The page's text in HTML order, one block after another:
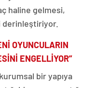
haline gelmesi,
derinleştiriyor.
OYUNCULARIN
ENGELLİYOR”
bir yapıya